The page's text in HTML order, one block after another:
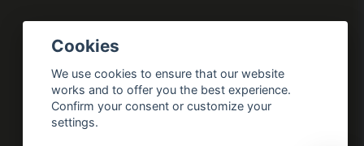
Cookies
We use cookies to ensure that our website
works and to offer you the best experience.
Confirm your consent or customize your
settings.